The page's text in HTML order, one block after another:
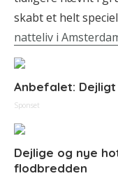
skabt et helt
natteliv i
Anbefalet:
Sponset
Dejlige og nye
flodbredden